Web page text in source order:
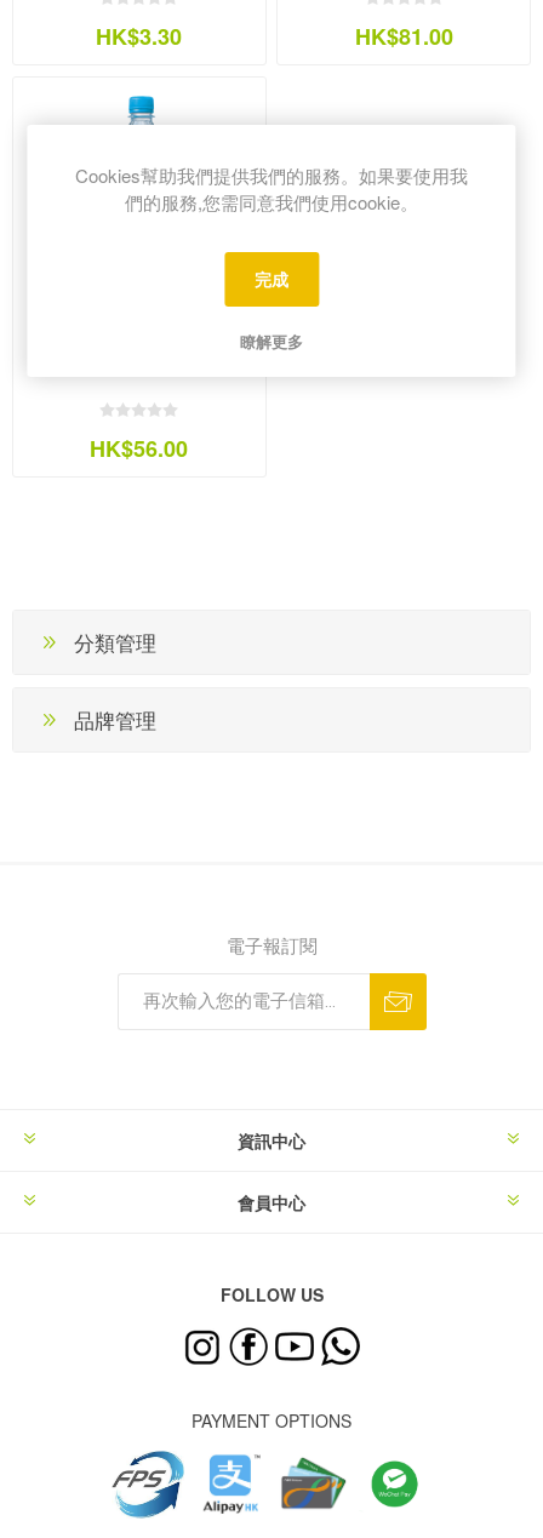
HK$3.30 HK$81.00
HK$56.00
分類管理
品牌管理
電子報訂閱
資訊中心
會員中心
FOLLOW US
PAYMENT OPTIONS
Cookies幫助我們提供我們的服務。如果要使用我
們的服務,您需同意我們使用cookie。
完成
瞭解更多